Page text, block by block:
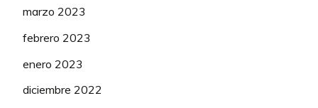
marzo 2023
febrero 2023
enero 2023
diciembre 2022